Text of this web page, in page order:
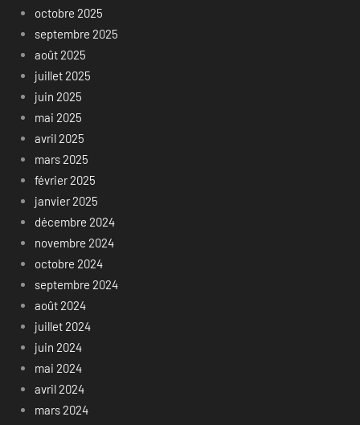
octobre 2025
septembre 2025
août 2025
juillet 2025
juin 2025
mai 2025
avril 2025
mars 2025
février 2025
janvier 2025
décembre 2024
novembre 2024
octobre 2024
septembre 2024
août 2024
juillet 2024
juin 2024
mai 2024
avril 2024
mars 2024